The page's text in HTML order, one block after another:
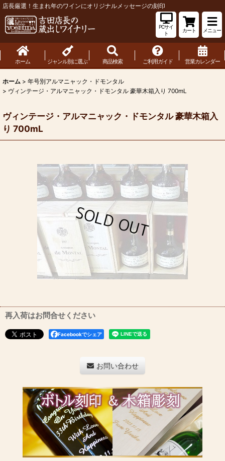
店長厳選！生まれ年のワインにオリジナルメッセージの刻印
PCサイ
ト
カート メニュー
ホーム ジャンル別に選ぶ 商品検索 ご利用ガイド 営業カレンダー
ホーム > 年号別アルマニャック・ドモンタル
> ヴィンテージ・アルマニャック・ドモンタル 豪華木箱入り 700mL
ヴィンテージ・アルマニャック・ドモンタル 豪華木箱入
り 700mL
再入荷はお問合せください
Facebookでシェア
お問い合わせ